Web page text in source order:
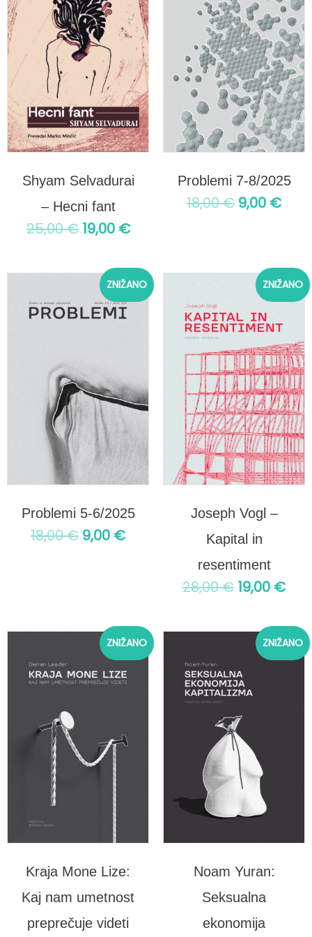
Shyam Selvadurai
– Hecni fant
25,00€
25,00 €.
19,00 €
Problemi 7-8/2025
18,00€
18,00 €.
9,00 €
ZNIŽANO
Problemi 5-6/2025
18,00€
Izvirna
cena
je
9,00 €
Trenutna
cena
je:
ZNIŽANO
Joseph Vogl –
Kapital in
resentiment
28,00€
Izvirna
cena
je
bila:
28,00 €.
19,00 €
ZNIŽANO
Kraja Mone Lize:
Kaj nam umetnost
preprečuje videti
Izvirna
cena
je
Trenutna
cena
ZNIŽANO
Noam Yuran:
Seksualna
ekonomija
Izvirna
cena
je
bila:
30,00 €.